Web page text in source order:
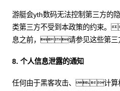
游艇会yth数码无法控制第三方
类第三方不受到本政策的约束
息之前，请参见这些第
8. 个人信息泄露的通知
任何由于黑客攻击、计算